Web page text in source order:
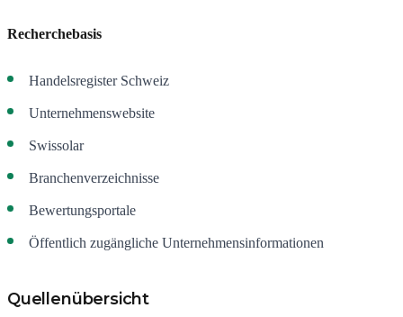
Recherchebasis
Handelsregister Schweiz
Unternehmenswebsite
Swissolar
Branchenverzeichnisse
Bewertungsportale
Öffentlich zugängliche Unternehmensinformationen
Quellenübersicht